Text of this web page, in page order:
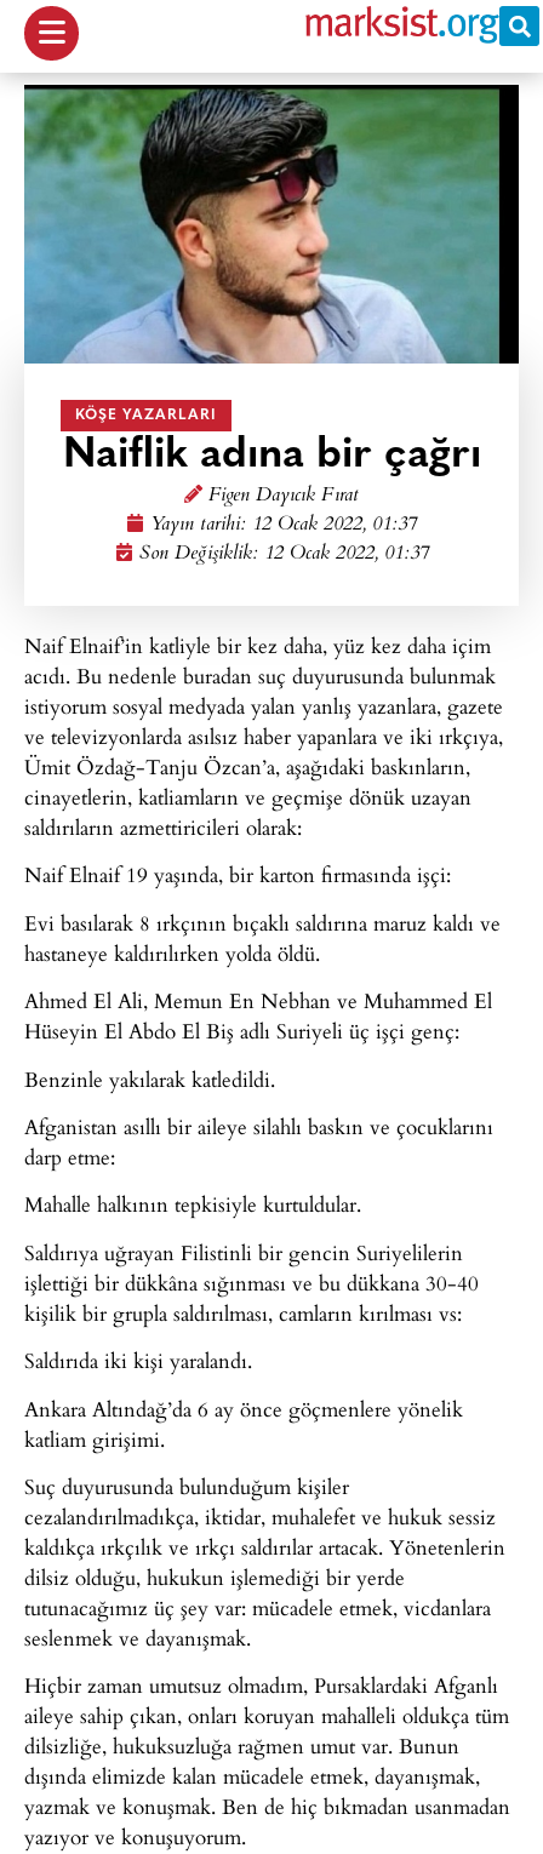
KÖŞE YAZARLARI
Naiflik adına bir çağrı
Figen Dayıcık Fırat
Yayın tarihi: 12 Ocak 2022, 01:37
Son Değişiklik: 12 Ocak 2022, 01:37
Naif Elnaif’in katliyle bir kez daha, yüz kez daha içim
acıdı. Bu nedenle buradan suç duyurusunda bulunmak
istiyorum sosyal medyada yalan yanlış yazanlara, gazete
ve televizyonlarda asılsız haber yapanlara ve iki ırkçıya,
Ümit Özdağ-Tanju Özcan’a, aşağıdaki baskınların,
cinayetlerin, katliamların ve geçmişe dönük uzayan
saldırıların azmettiricileri olarak:
Naif Elnaif 19 yaşında, bir karton firmasında işçi:
Evi basılarak 8 ırkçının bıçaklı saldırına maruz kaldı ve
hastaneye kaldırılırken yolda öldü.
Ahmed El Ali, Memun En Nebhan ve Muhammed El
Hüseyin El Abdo El Biş adlı Suriyeli üç işçi genç:
Benzinle yakılarak katledildi.
Afganistan asıllı bir aileye silahlı baskın ve çocuklarını
darp etme:
Mahalle halkının tepkisiyle kurtuldular.
Saldırıya uğrayan Filistinli bir gencin Suriyelilerin
işlettiği bir dükkâna sığınması ve bu dükkana 30-40
kişilik bir grupla saldırılması, camların kırılması vs:
Saldırıda iki kişi yaralandı.
Ankara Altındağ’da 6 ay önce göçmenlere yönelik
katliam girişimi.
Suç duyurusunda bulunduğum kişiler
cezalandırılmadıkça, iktidar, muhalefet ve hukuk sessiz
kaldıkça ırkçılık ve ırkçı saldırılar artacak. Yönetenlerin
dilsiz olduğu, hukukun işlemediği bir yerde
tutunacağımız üç şey var: mücadele etmek, vicdanlara
seslenmek ve dayanışmak.
Hiçbir zaman umutsuz olmadım, Pursaklardaki Afganlı
aileye sahip çıkan, onları koruyan mahalleli oldukça tüm
dilsizliğe, hukuksuzluğa rağmen umut var. Bunun
dışında elimizde kalan mücadele etmek, dayanışmak,
yazmak ve konuşmak. Ben de hiç bıkmadan usanmadan
yazıyor ve konuşuyorum.